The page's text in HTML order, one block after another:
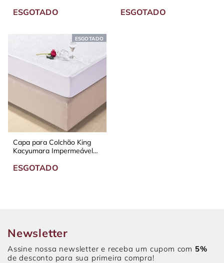
ESGOTADO ESGOTADO
ESGOTADO
Capa para Colchão King
Kacyumara Impermeável
ESGOTADO
Newsletter
Assine nossa newsletter e receba um cupom com 5%
de desconto para sua primeira compra!